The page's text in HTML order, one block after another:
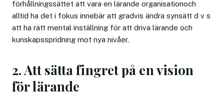
förhållningssättet att vara en lärande organisationoch
alltid ha det i fokus innebär att gradvis ändra synsätt d v s
att ha rätt mental inställning för att driva lärande och
kunskapsspridning mot nya nivåer.
2. Att sätta fingret på en vision
för lärande